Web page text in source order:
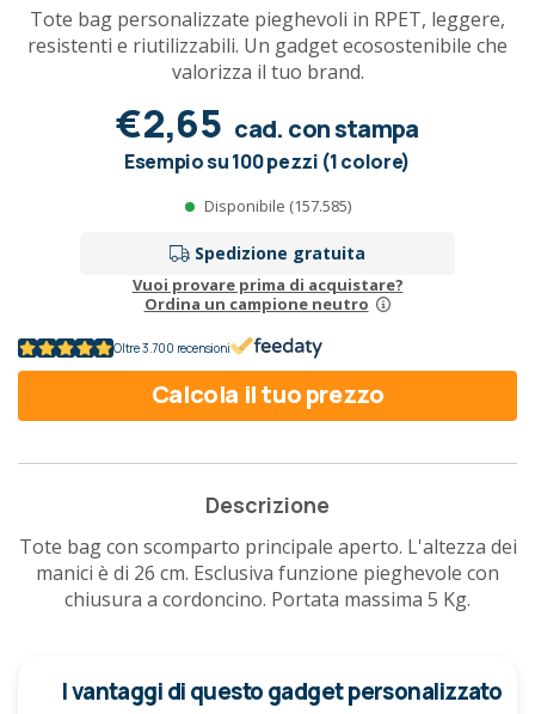
Tote bag personalizzate pieghevoli in RPET, leggere,
resistenti e riutilizzabili. Un gadget ecosostenibile che
valorizza il tuo brand.
€2,65 cad. con stampa
Esempio su 100 pezzi (1 colore)
Disponibile (157.585)
Spedizione gratuita
Vuoi provare prima di acquistare?
Ordina un campione neutro
Oltre 3.700 recensioni
Calcola il tuo prezzo
Descrizione
Tote bag con scomparto principale aperto. L'altezza dei
manici è di 26 cm. Esclusiva funzione pieghevole con
chiusura a cordoncino. Portata massima 5 Kg.
I vantaggi di questo gadget personalizzato